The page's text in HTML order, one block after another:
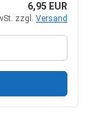
6,95 EUR
zzgl. Versand